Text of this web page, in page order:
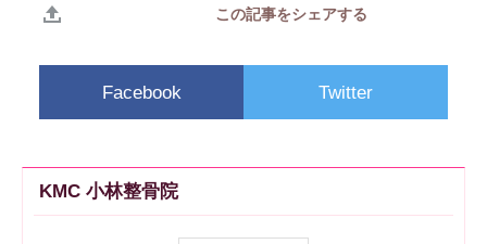
この記事をシェアする
Facebook Twitter
KMC 小林整骨院